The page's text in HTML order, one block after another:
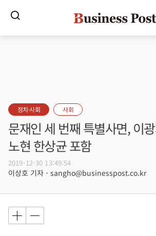
정치·사회 사회
문재인 세 번째 특별사면, 이
노현 한상균 포함
2019-12-30 13:49:54
이상호 기자 - sangho@businesspost.co.kr